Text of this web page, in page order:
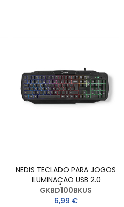
NEDIS TECLADO PARA JOGOS
ILUMINAÇAO USB 2.0
GKBD100BKUS
6,99 €